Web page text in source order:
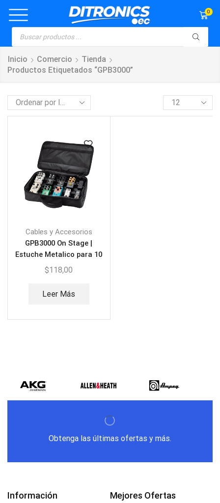
0
Inicio Comercio
Tienda
Productos Etiquetados “GPB3000”
Cables y Accesorios
GPB3000 On Stage |
Estuche Metalico para 10
pedaleras con bolso
$118,00
Leer Más
Obtenga las últimas ofertas y más.
Información Mejores Ofertas